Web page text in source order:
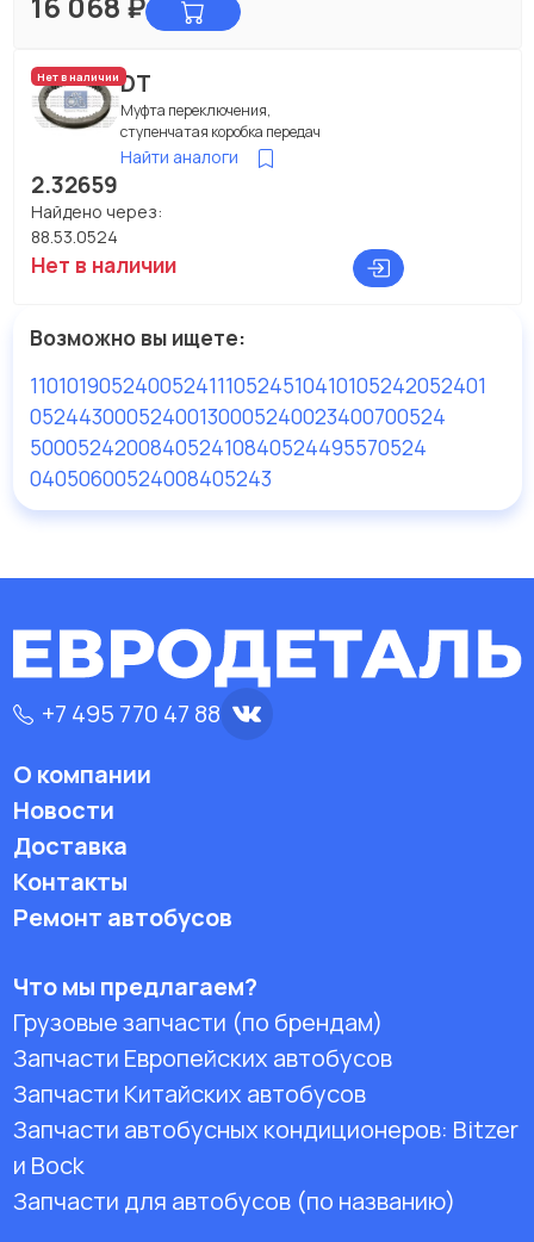
Нет в наличииDT
Муфта переключения,
ступенчатая коробка передач
Найти аналоги
2.32659
Найдено через:
88.53.0524
Нет в наличии
Возможно вы ищете:
11010190524005241110524510410105242052401
05244300052400130005240023400700524
500052420084052410840524495570524
04050600524008405243
+7 495 770 47 88
О компании
Новости
Доставка
Контакты
Ремонт автобусов
Что мы предлагаем?
Грузовые запчасти (по брендам)
Запчасти Европейских автобусов
Запчасти Китайских автобусов
Запчасти автобусных кондиционеров: Bitzer
и Bock
Запчасти для автобусов (по названию)